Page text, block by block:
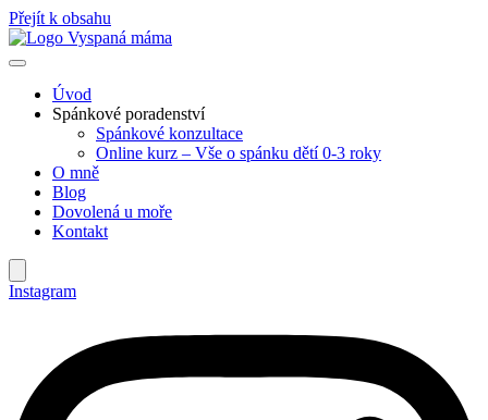
Přejít k obsahu
Úvod
Spánkové poradenství
Spánkové konzultace
Online kurz – Vše o spánku dětí 0-3 roky
O mně
Blog
Dovolená u moře
Kontakt
Instagram